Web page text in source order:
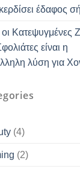
κερδίσει έδαφος
οι Κατεψυγμένες
είναι η
λύση για
(4)
(2)